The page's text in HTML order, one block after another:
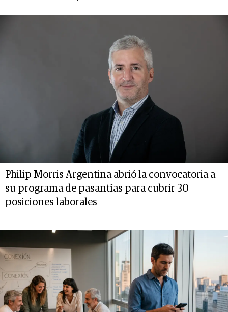
Philip Morris Argentina abrió la convocatoria a
su programa de pasantías para cubrir 30
posiciones laborales